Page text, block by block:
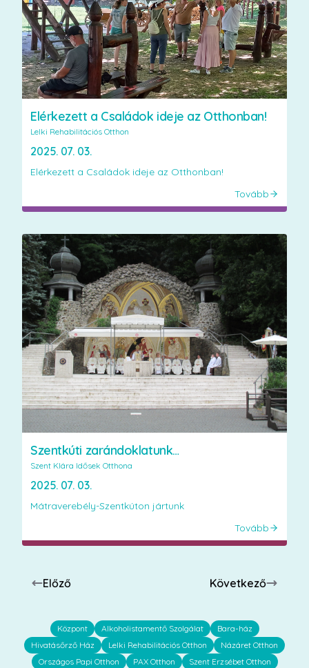
Elérkezett a Családok ideje az Otthonban!
Lelki Rehabilitációs Otthon
2025. 07. 03.
Elérkezett a Családok ideje az Otthonban!
Tovább
Szentkúti zarándoklatunk…
Szent Klára Idősek Otthona
2025. 07. 03.
Mátraverebély-Szentkúton jártunk
Tovább
Előző Következő
Központ Alkoholistamentő Szolgálat
Bara-ház
Hivatásőrző Ház
Lelki Rehabilitációs Otthon
Názáret Otthon
Országos Papi Otthon
PAX Otthon
Szent Erzsébet Otthon